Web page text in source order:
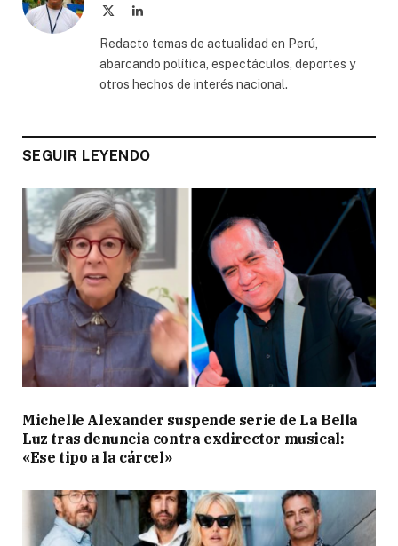
LinkedIn
Redacto temas de actualidad en Perú,
abarcando política, espectáculos, deportes y
otros hechos de interés nacional.
SEGUIR LEYENDO
Michelle Alexander suspende serie de La Bella
Luz tras denuncia contra exdirector musical:
«Ese tipo a la cárcel»